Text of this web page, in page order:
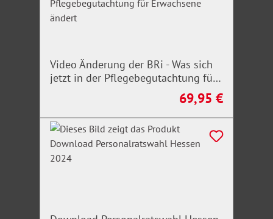
Video Änderung der BRi - Was sich
jetzt in der Pflegebegutachtung für
Regulärer Preis:
69,95 €